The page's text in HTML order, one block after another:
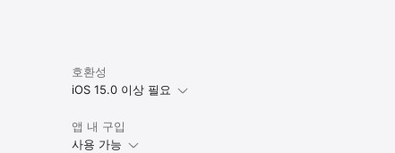
호환성
iOS 15.0 이상 필요
앱 내 구입
사용 가능